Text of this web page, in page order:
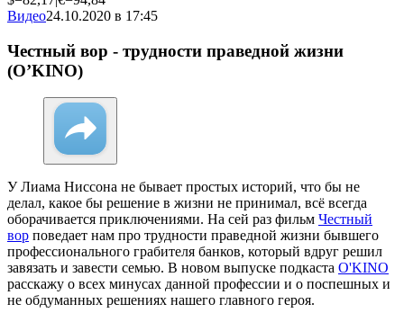
Видео24.10.2020 в 17:45
Честный вор - трудности праведной жизни
(O’KINO)
У Лиама Ниссона не бывает простых историй, что бы не
делал, какое бы решение в жизни не принимал, всё всегда
оборачивается приключениями. На сей раз фильм Честный
вор поведает нам про трудности праведной жизни бывшего
профессионального грабителя банков, который вдруг решил
завязать и завести семью. В новом выпуске подкаста O'KINO
расскажу о всех минусах данной профессии и о поспешных и
не обдуманных решениях нашего главного героя.